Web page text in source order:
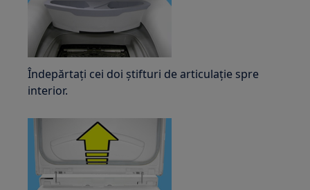
Îndepărtați cei doi știfturi de articulație spre
interior.